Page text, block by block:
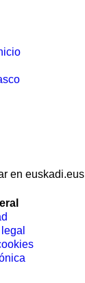
en euskadi.eus